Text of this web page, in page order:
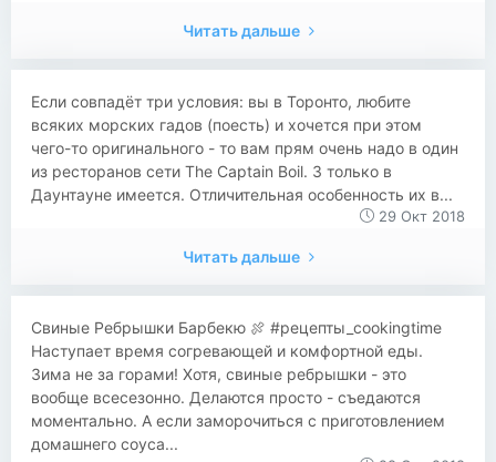
Читать дальше
​​Если совпадёт три условия: вы в Торонто, любите
всяких морских гадов (поесть) и хочется при этом
чего-то оригинального - то вам прям очень надо в один
из ресторанов сети The Captain Boil. 3 только в
Даунтауне имеется. Отличительная особенность их в...
29 Окт 2018
Читать дальше
Свиные Ребрышки Барбекю 🍖 #рецепты_cookingtime
Наступает время согревающей и комфортной еды.
Зима не за горами! Хотя, свиные ребрышки - это
вообще всесезонно. Делаются просто - съедаются
моментально. А если заморочиться с приготовлением
домашнего соуса...